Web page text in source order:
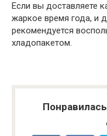
Если вы доставляете
жаркое время года, и
рекомендуется
хладопакетом.